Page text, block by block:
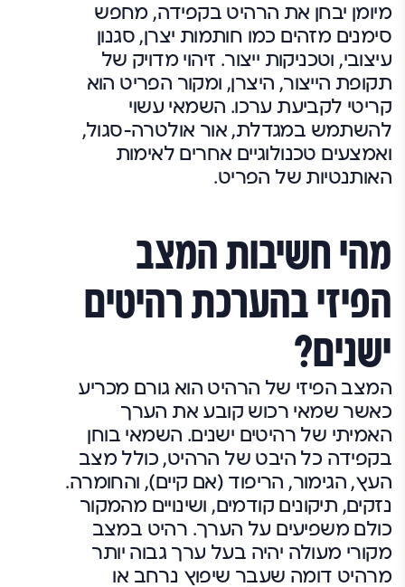
מיומן יבחן את הרהיט בקפידה, מחפש
סימנים מזהים כמו חותמות יצרן, סגנון
עיצובי, וטכניקות ייצור. זיהוי מדויק של
תקופת הייצור, היצרן, ומקור הפריט הוא
קריטי לקביעת ערכו. השמאי עשוי
להשתמש במגדלת, אור אולטרה-סגול,
ואמצעים טכנולוגיים אחרים לאימות
האותנטיות של הפריט.
מהי חשיבות המצב
הפיזי בהערכת רהיטים
ישנים?
המצב הפיזי של הרהיט הוא גורם מכריע
כאשר שמאי רכוש קובע את הערך
האמיתי של רהיטים ישנים. השמאי בוחן
בקפידה כל היבט של הרהיט, כולל מצב
העץ, הגימור, הריפוד (אם קיים), והחומרה.
נזקים, תיקונים קודמים, ושינויים מהמקור
כולם משפיעים על הערך. רהיט במצב
מקורי מעולה יהיה בעל ערך גבוה יותר
מרהיט דומה שעבר שיפוץ נרחב או